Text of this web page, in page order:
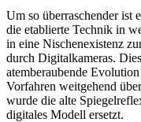
Um so überraschender ist
die etablierte Technik in
in eine Nischenexistenz
durch Digitalkameras.
atemberaubende
Vorfahren weitgehend
wurde die alte
digitales Modell ersetzt.